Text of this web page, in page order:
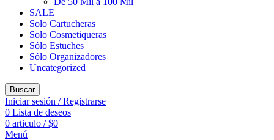
SALE
Solo Cartucheras
Solo Cosmetiqueras
Sólo Estuches
Sólo Organizadores
Uncategorized
Buscar
Iniciar sesión / Registrarse
0 Lista de deseos
0 articulo / $0
Menú